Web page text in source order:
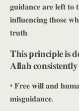
𝐠𝐮𝐢𝐝𝐚𝐧𝐜𝐞 𝐚𝐫𝐞 𝐥𝐞𝐟𝐭 𝐭𝐨
𝐢𝐧𝐟𝐥𝐮𝐞𝐧𝐜𝐢𝐧𝐠 𝐭𝐡𝐨𝐬𝐞
𝐭𝐫𝐮𝐭𝐡.
𝐓𝐡𝐢𝐬 𝐩𝐫𝐢𝐧𝐜𝐢𝐩𝐥𝐞 𝐢𝐬
𝐀𝐥𝐥𝐚𝐡
• 𝐅𝐫𝐞𝐞 𝐰𝐢𝐥𝐥 𝐚𝐧𝐝
𝐦𝐢𝐬𝐠𝐮𝐢𝐝𝐚𝐧𝐜𝐞.